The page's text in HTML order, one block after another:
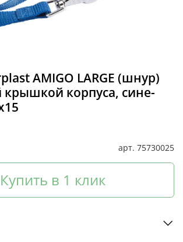
арт. 75730025
AMIGO LARGE (шнур)
крышкой корпуса, сине-
Купить в 1 клик